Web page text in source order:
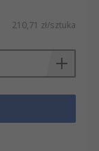
210,71 zł/sztuka